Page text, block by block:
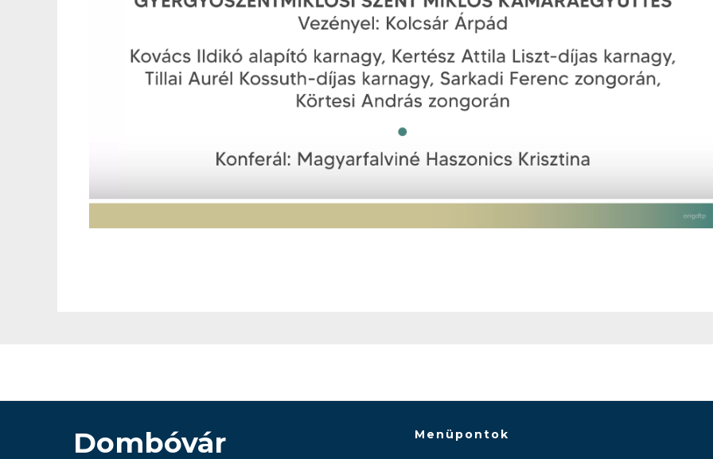
Dombóvár Menüpontok